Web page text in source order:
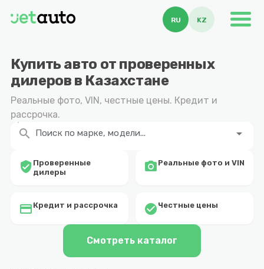
RU KZ
Купить авто от проверенных
дилеров в Казахстане
Реальные фото, VIN, честные цены. Кредит и
рассрочка.
search Поиск по марке, модели... arrow_drop_down
verified_user Проверенные
дилеры
photo_camera Реальные фото и VIN
credit_card Кредит и рассрочка check_circle Честные цены
Смотреть каталог